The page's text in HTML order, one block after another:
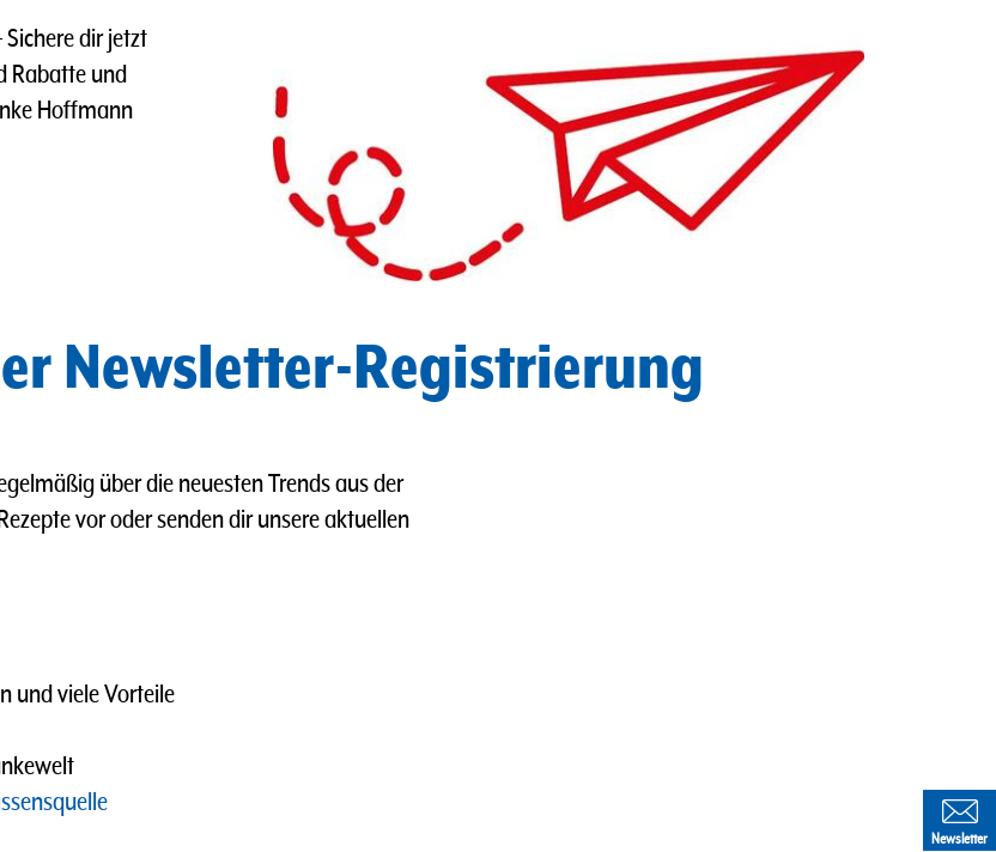
Sichere dir jetzt
Rabatte und
Hoffmann
Newsletter-Registrierung
über die neuesten Trends aus der
vor oder senden dir unsere aktuellen
und viele Vorteile
Newsletter